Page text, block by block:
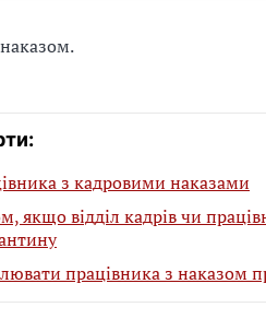
з кадровими наказами
якщо відділ кадрів чи
працівника з наказом